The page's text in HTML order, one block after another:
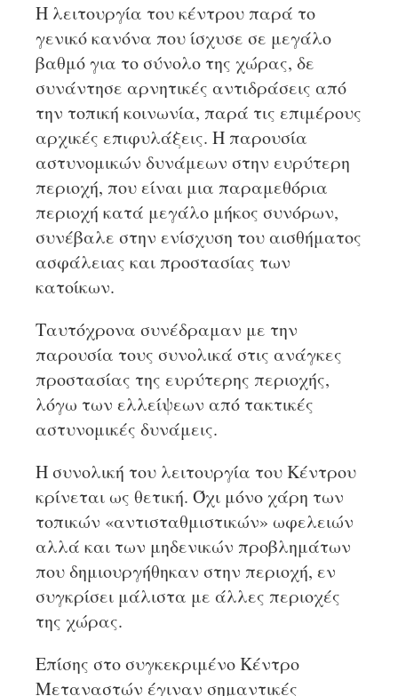
Η λειτουργία του κέντρου παρά το
γενικό κανόνα που ίσχυσε σε μεγάλο
βαθμό για το σύνολο της χώρας, δε
συνάντησε αρνητικές αντιδράσεις από
την τοπική κοινωνία, παρά τις επιμέρους
αρχικές επιφυλάξεις. Η παρουσία
αστυνομικών δυνάμεων στην ευρύτερη
περιοχή, που είναι μια παραμεθόρια
περιοχή κατά μεγάλο μήκος συνόρων,
συνέβαλε στην ενίσχυση του αισθήματος
ασφάλειας και προστασίας των
κατοίκων.
Ταυτόχρονα συνέδραμαν με την
παρουσία τους συνολικά στις ανάγκες
προστασίας της ευρύτερης περιοχής,
λόγω των ελλείψεων από τακτικές
αστυνομικές δυνάμεις.
Η συνολική του λειτουργία του Κέντρου
κρίνεται ως θετική. Όχι μόνο χάρη των
τοπικών «αντισταθμιστικών» ωφελειών
αλλά και των μηδενικών προβλημάτων
που δημιουργήθηκαν στην περιοχή, εν
συγκρίσει μάλιστα με άλλες περιοχές
της χώρας.
Επίσης στο συγκεκριμένο Κέντρο
Μεταναστών έγιναν σημαντικές